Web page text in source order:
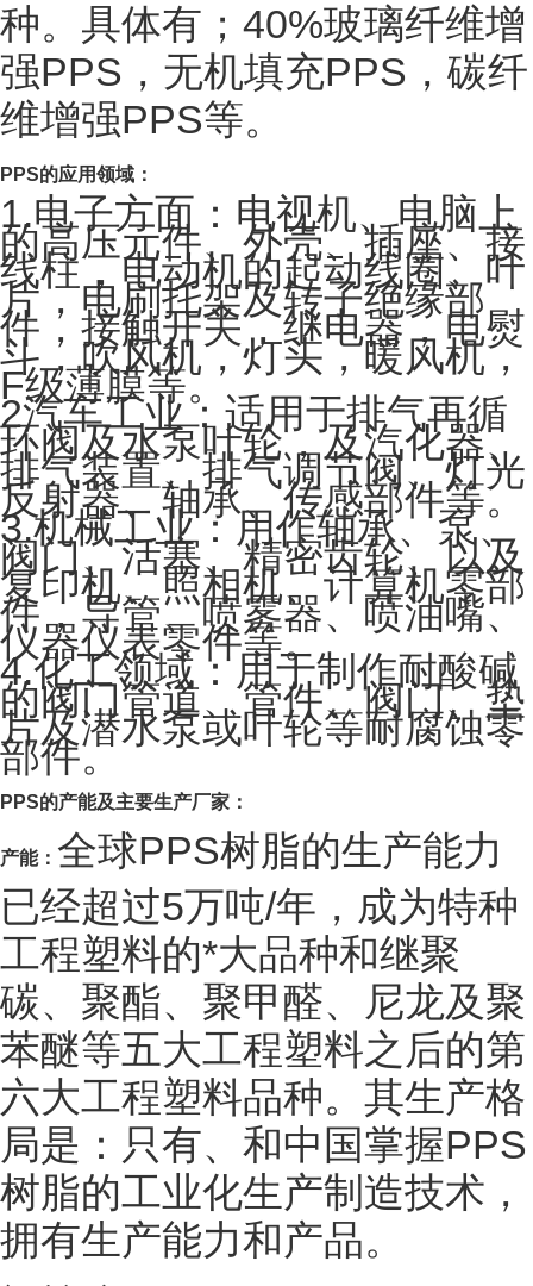
种。具体有；40%玻璃纤维增
强PPS，无机填充PPS，碳纤
维增强PPS等。
PPS的应用领域：
1.电子方面：电视机、电脑上
的高压元件、外壳、插座、接
线柱，电动机的起动线圈、叶
片，电刷托架及转子绝缘部
件，接触开关，继电器，电熨
斗，吹风机，灯头，暖风机，
F级薄膜等。
2汽车工业：适用于排气再循
环阀及水泵叶轮，及汽化器、
排气装置、排气调节阀、灯光
反射器、轴承、传感部件等。
3.机械工业：用作轴承、泵、
阀门、活塞、精密齿轮、以及
复印机、照相机、计算机零部
件，导管、喷雾器、喷油嘴、
仪器仪表零件等。
4.化工领域：用于制作耐酸碱
的阀门管道、管件、阀门、垫
片及潜水泵或叶轮等耐腐蚀零
部件。
PPS的产能及主要生产厂家：
产能： 全球PPS树脂的生产能力
已经超过5万吨/年，成为特种
工程塑料的*大品种和继聚
碳、聚酯、聚甲醛、尼龙及聚
苯醚等五大工程塑料之后的第
六大工程塑料品种。其生产格
局是：只有、和中国掌握PPS
树脂的工业化生产制造技术，
拥有生产能力和产品。